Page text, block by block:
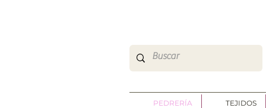
So Sweet Complementos Shop Online
http://www.sosweetshoponline.com
PEDRERÍA TEJIDOS